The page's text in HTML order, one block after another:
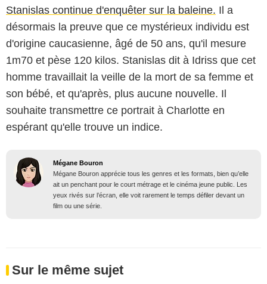
Stanislas continue d'enquêter sur la baleine. Il a
désormais la preuve que ce mystérieux individu est
d'origine caucasienne, âgé de 50 ans, qu'il mesure
1m70 et pèse 120 kilos. Stanislas dit à Idriss que cet
homme travaillait la veille de la mort de sa femme et
son bébé, et qu'après, plus aucune nouvelle. Il
souhaite transmettre ce portrait à Charlotte en
espérant qu'elle trouve un indice.
Mégane Bouron
Mégane Bouron apprécie tous les genres et les formats, bien qu’elle
ait un penchant pour le court métrage et le cinéma jeune public. Les
yeux rivés sur l’écran, elle voit rarement le temps défiler devant un
film ou une série.
Sur le même sujet